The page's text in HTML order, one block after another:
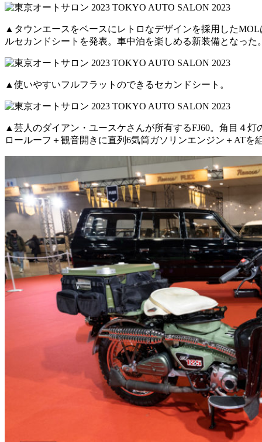
▲タウンエースをベースにレトロなデザインを採用した
ルセカンドシートを発表。車中泊を楽しめる新装備となった
▲使いやすいフルフラットのできるセカンドシート。
▲芸人のダイアン・ユースケさんが所有するFJ60。角目４
ロールーフ＋観音開きに直列6気筒ガソリンエンジン＋ATを